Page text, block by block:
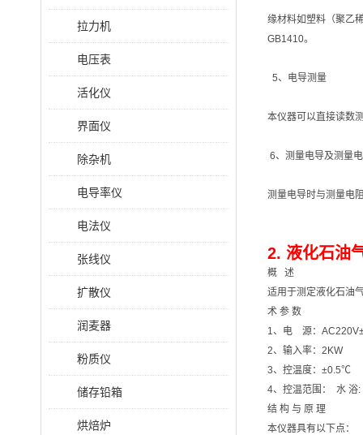
拉力机
电压表
活化仪
界面仪
除杂机
电导率仪
电法仪
张线仪
扩散仪
润麦器
粉质仪
储存铅箱
烘焙炉
缘材料如塑料（聚乙
GB1410。
5、电导测量
本仪器可以直接读数
6、测量电导及测量
测量电导时与测量电
2. 液化石油
概 述
适用于测定液化石油
术 参 数
1、电 源：
2、输入率：2KW
3、控温度：±0.5℃
4、控温范围： 水
结 构 与 原 理
本仪器具有以下点：